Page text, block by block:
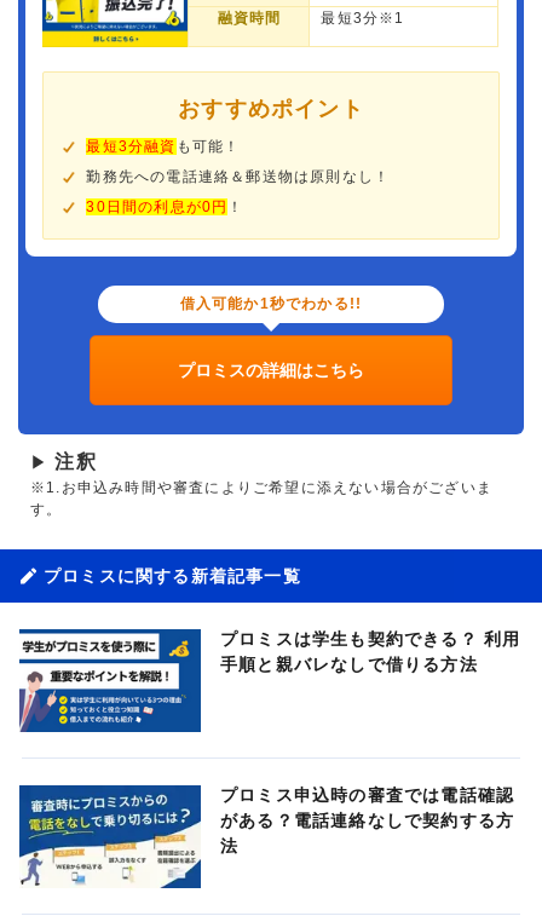
融資時間 最短3分※1
おすすめポイント
最短3分融資 も可能！
勤務先への電話連絡＆郵送物は原則なし！
30日間の利息が0円 ！
借入可能か1秒でわかる!!
プロミスの詳細はこちら
▶ 注釈
※1.お申込み時間や審査によりご希望に添えない場合がございま
す。
プロミスに関する新着記事一覧
プロミスは学生も契約できる？ 利用
手順と親バレなしで借りる方法
プロミス申込時の審査では電話確認
がある？電話連絡なしで契約する方
法